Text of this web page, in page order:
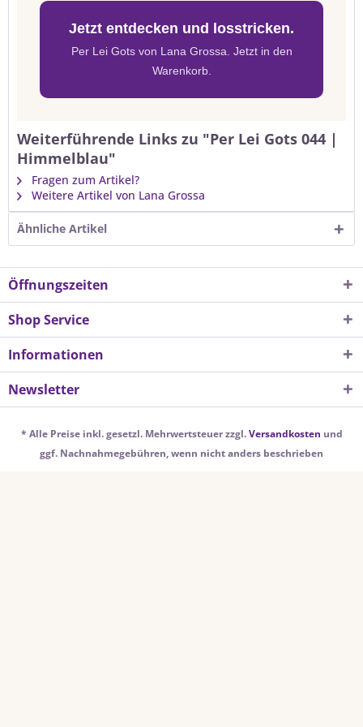
Jetzt entdecken und losstricken.
Per Lei Gots von Lana Grossa. Jetzt in den
Warenkorb.
Weiterführende Links zu "Per Lei Gots 044 |
Himmelblau"
Fragen zum Artikel?
Weitere Artikel von Lana Grossa
Ähnliche Artikel
Öffnungszeiten
Shop Service
Informationen
Newsletter
* Alle Preise inkl. gesetzl. Mehrwertsteuer zzgl.Versandkosten und
ggf. Nachnahmegebühren, wenn nicht anders beschrieben